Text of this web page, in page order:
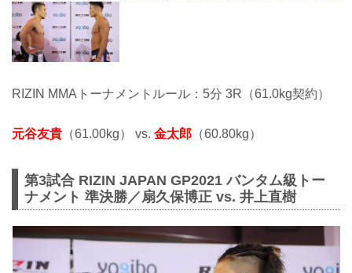
RIZIN MMAトーナメントルール：5分 3R（61.0kg契約）
元谷友貴 （61.00kg） vs. 金太郎 （60.80kg）
第3試合 RIZIN JAPAN GP2021 バンタム級トー
ナメント 準決勝／扇久保博正 vs. 井上直樹